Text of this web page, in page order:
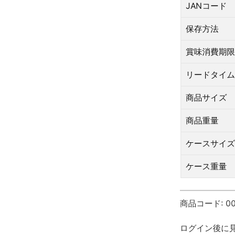
JANコード
保存方法
賞味消費期限
リードタイム
商品サイズ
商品重量
ケースサイズ
ケース重量
商品コード:
ログイン後に